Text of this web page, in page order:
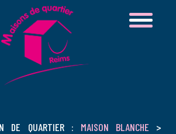
DE QUARTIER : MAISON BLANCHE >